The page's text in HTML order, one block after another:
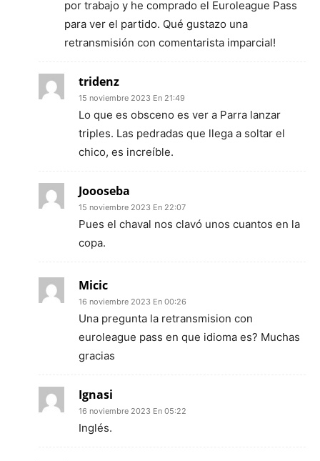
por trabajo y he comprado el Euroleague Pass
para ver el partido. Qué gustazo una
retransmisión con comentarista imparcial!
tridenz
15 noviembre 2023 En 21:49
Lo que es obsceno es ver a Parra lanzar
triples. Las pedradas que llega a soltar el
chico, es increíble.
Joooseba
15 noviembre 2023 En 22:07
Pues el chaval nos clavó unos cuantos en la
copa.
Micic
16 noviembre 2023 En 00:26
Una pregunta la retransmision con
euroleague pass en que idioma es? Muchas
gracias
Ignasi
16 noviembre 2023 En 05:22
Inglés.